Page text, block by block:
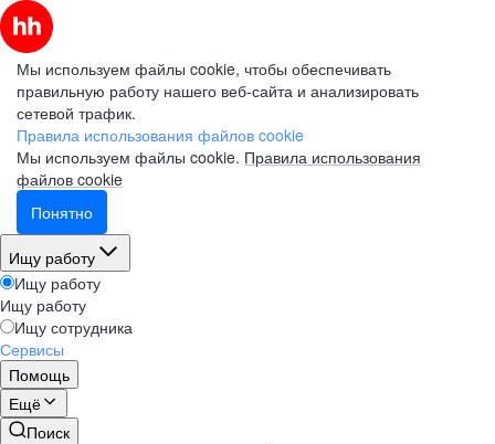
Мы используем файлы cookie, чтобы обеспечивать
правильную работу нашего веб-сайта и анализировать
сетевой трафик.
Правила использования файлов cookie
Мы используем файлы cookie. Правила использования
файлов cookie
Понятно
Ищу работу
Ищу работу
Ищу работу
Ищу сотрудника
Сервисы
Помощь
Ещё
Поиск